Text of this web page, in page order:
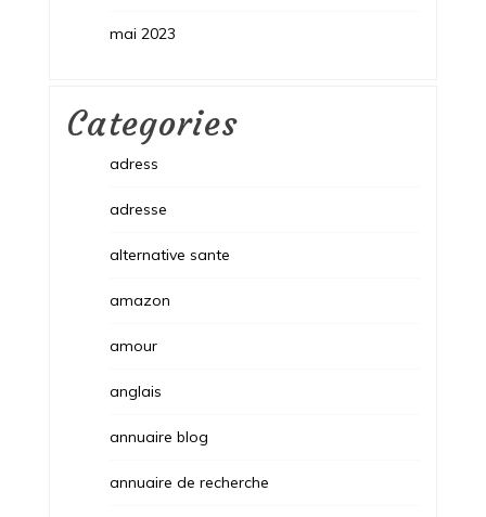
mai 2023
Categories
adress
adresse
alternative sante
amazon
amour
anglais
annuaire blog
annuaire de recherche